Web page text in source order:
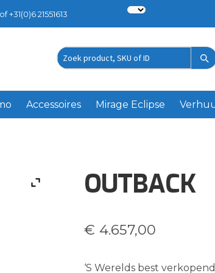
+31(0)6 21551613
Zoek
Accessoires Mirage Eclipse
OUTBACK
€ 4.657,00
‘S Werelds best